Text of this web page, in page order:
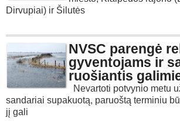
Dirvupiai) ir Šilutės
NVSC parengė
gyventojams ir
ruošiantis
Nevartoti potvynio metu
sandariai supakuotą, paruoštą terminiu
jį gali